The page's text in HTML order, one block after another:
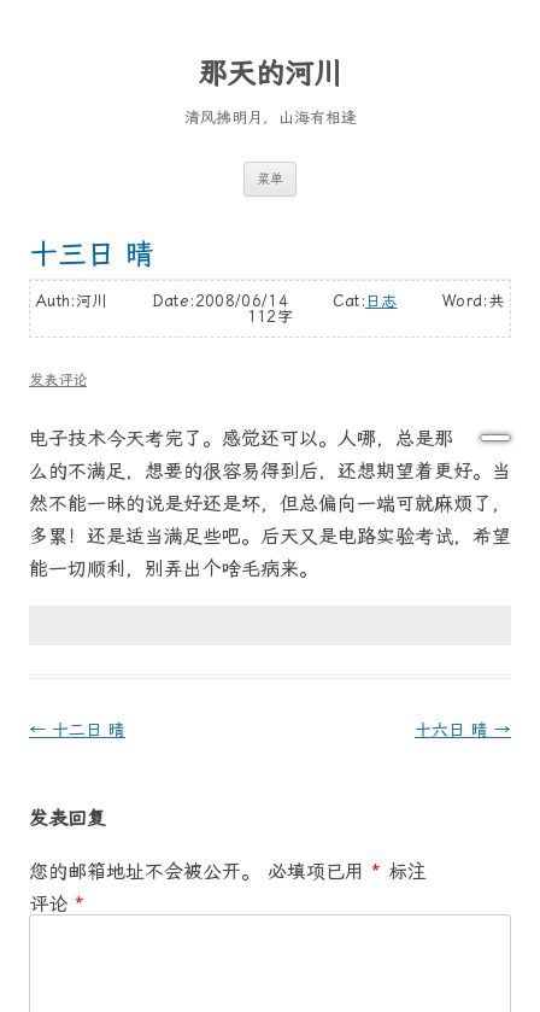
那天的河川
清风拂明月，山海有相逢
菜单
十三日 晴
Auth:河川 Date:2008/06/14 Cat: 日志 Word: 共
112字
发表评论
电子技术今天考完了。感觉还可以。人哪，总是那
么的不满足，想要的很容易得到后，还想期望着更好。当
然不能一昧的说是好还是坏，但总偏向一端可就麻烦了，
多累！还是适当满足些吧。后天又是电路实验考试，希望
能一切顺利，别弄出个啥毛病来。
文
航
← 十二日 晴 十六日 晴 →
发表回复
您的邮箱地址不会被公开。 必填项已用 * 标注
评论 *